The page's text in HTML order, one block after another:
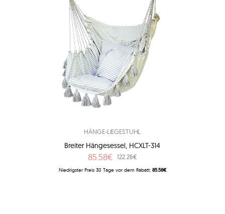
HÄNGE-LIEGESTUHL
Breiter Hängesessel, HCXLT-314
85.58€ 122.26€
Niedrigster Preis 30 Tage vor dem Rabatt: 85.58€